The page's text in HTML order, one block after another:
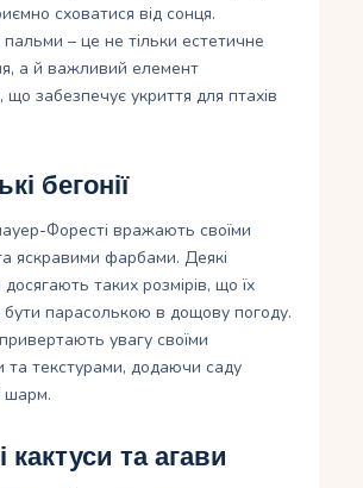
сховатися від сонця.
пальми – це не тільки естетичне
а й важливий елемент
що забезпечує укриття для птахів
бегонії
Форесті вражають своїми
яскравими фарбами. Деякі
таких розмірів, що їх
парасолькою в дощову погоду.
увагу своїми
та текстурами, додаючи саду
шарм.
кактуси та агави